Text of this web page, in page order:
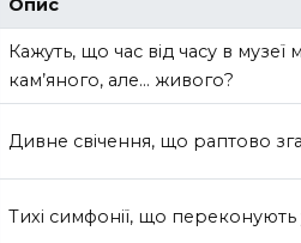
Опис
Кажуть, що час від часу в музеї
кам’яного, але… живого?
Дивне свічення, що раптово
Тихі симфонії, що